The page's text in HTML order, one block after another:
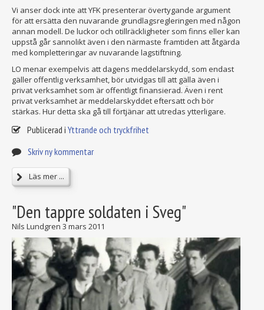
Vi anser dock inte att YFK presenterar övertygande argument
för att ersätta den nuvarande grundlagsregleringen med någon
annan modell. De luckor och otillräckligheter som finns eller kan
uppstå går sannolikt även i den närmaste framtiden att åtgärda
med kompletteringar av nuvarande lagstiftning.
LO menar exempelvis att dagens meddelarskydd, som endast
gäller offentlig verksamhet, bör utvidgas till att gälla även i
privat verksamhet som är offentligt finansierad. Även i rent
privat verksamhet är meddelarskyddet eftersatt och bör
stärkas. Hur detta ska gå till förtjänar att utredas ytterligare.
Publicerad i Yttrande och tryckfrihet
Skriv ny kommentar
Läs mer ...
"Den tappre soldaten i Sveg"
Nils Lundgren 3 mars 2011